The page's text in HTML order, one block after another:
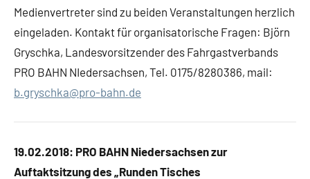
Medienvertreter sind zu beiden Veranstaltungen herzlich
eingeladen. Kontakt für organisatorische Fragen: Björn
Gryschka, Landesvorsitzender des Fahrgastverbands
PRO BAHN NIedersachsen, Tel. 0175/8280386, mail:
b.gryschka@pro-bahn.de
19.02.2018: PRO BAHN Niedersachsen zur
Auftaktsitzung des „Runden Tisches